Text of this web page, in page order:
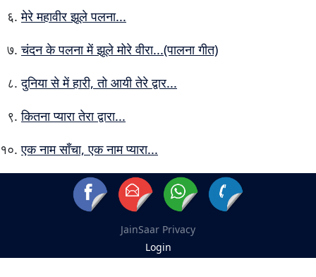
मेरे महावीर झूले पलना...
चंदन के पलना में झूले मोरे वीरा...(पालना गीत)
दुनिया से में हारी, तो आयी तेरे द्वार...
कितना प्यारा तेरा द्वारा...
एक नाम साँचा, एक नाम प्यारा...
JainSaar Privacy
Login